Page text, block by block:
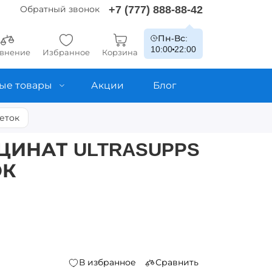
Обратный звонок +7 (777) 888-88-42
Избранное Корзина
Пн-Вс:
10:00 22:00
товары Акции Блог
ULTRASUPPS
В избранное Сравнить